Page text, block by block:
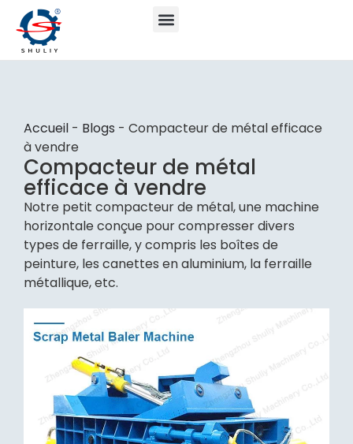
Accueil - Blogs - Compacteur de métal efficace
à vendre
Compacteur de métal
efficace à vendre
Notre petit compacteur de métal, une machine
horizontale conçue pour compresser divers
types de ferraille, y compris les boîtes de
peinture, les canettes en aluminium, la ferraille
métallique, etc.